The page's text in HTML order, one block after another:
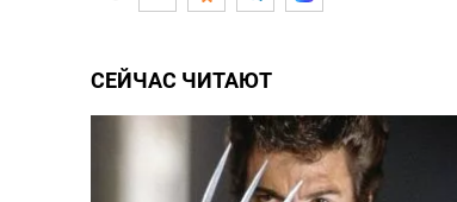
СЕЙЧАС ЧИТАЮТ